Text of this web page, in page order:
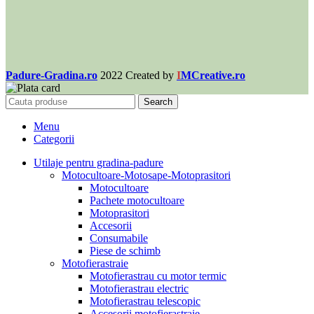
Padure-Gradina.ro 2022 Created by IMCreative.ro
Search
Menu
Categorii
Utilaje pentru gradina-padure
Motocultoare-Motosape-Motoprasitori
Motocultoare
Pachete motocultoare
Motoprasitori
Accesorii
Consumabile
Piese de schimb
Motofierastraie
Motofierastrau cu motor termic
Motofierastrau electric
Motofierastrau telescopic